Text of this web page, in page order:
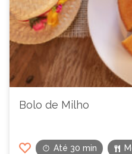
Bolo de Milho
Até 30 min